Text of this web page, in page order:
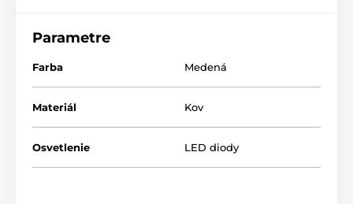
Parametre
Farba Medená
Materiál Kov
Osvetlenie LED diody